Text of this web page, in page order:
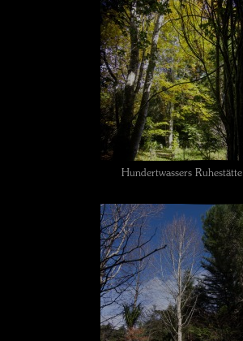
Hundertwassers Ruhestätte